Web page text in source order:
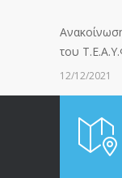
του
12/12/2021
20/12/2019